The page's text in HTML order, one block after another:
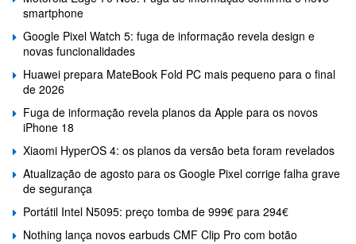
smartphone
Google Pixel Watch 5: fuga de informação revela design e
novas funcionalidades
Huawei prepara MateBook Fold PC mais pequeno para o final
de 2026
Fuga de informação revela planos da Apple para os novos
iPhone 18
Xiaomi HyperOS 4: os planos da versão beta foram revelados
Atualização de agosto para os Google Pixel corrige falha grave
de segurança
Portátil Intel N5095: preço tomba de 999€ para 294€
Nothing lança novos earbuds CMF Clip Pro com botão